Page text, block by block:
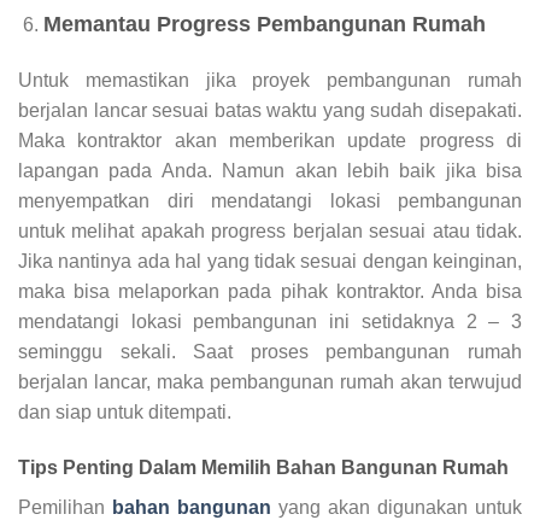
Memantau Progress Pembangunan Rumah
Untuk memastikan jika proyek pembangunan rumah
berjalan lancar sesuai batas waktu yang sudah disepakati.
Maka kontraktor akan memberikan update progress di
lapangan pada Anda. Namun akan lebih baik jika bisa
menyempatkan diri mendatangi lokasi pembangunan
untuk melihat apakah progress berjalan sesuai atau tidak.
Jika nantinya ada hal yang tidak sesuai dengan keinginan,
maka bisa melaporkan pada pihak kontraktor. Anda bisa
mendatangi lokasi pembangunan ini setidaknya 2 – 3
seminggu sekali. Saat proses pembangunan rumah
berjalan lancar, maka pembangunan rumah akan terwujud
dan siap untuk ditempati.
Tips Penting Dalam Memilih Bahan Bangunan Rumah
Pemilihan bahan bangunan yang akan digunakan untuk